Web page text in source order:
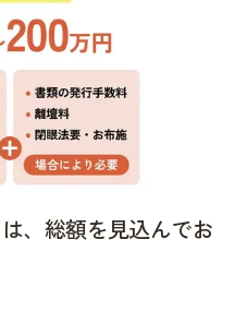
、総額を見込んでお